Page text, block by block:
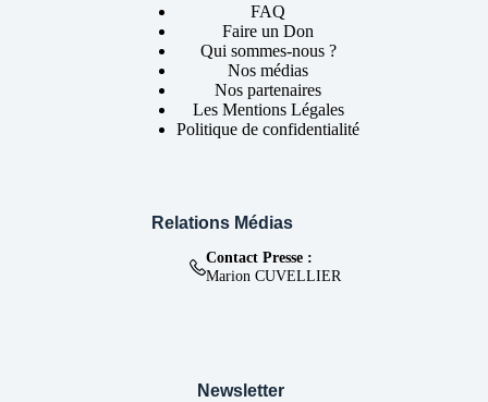
FAQ
Faire un Don
Qui sommes-nous ?
Nos médias
Nos partenaires
Les Mentions Légales
Politique de confidentialité
Relations Médias
Contact Presse :
Marion CUVELLIER
Newsletter